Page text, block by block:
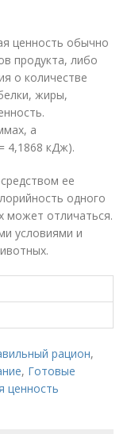
ценность обычно
продукта, либо
о количестве
жиры,
а
4,1868 кДж).
ее
одного
может отличаться.
условиями и
рацион,
, Готовые
ценность